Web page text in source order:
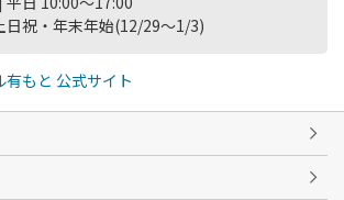
日祝・年末年始(12/29～1/3)
もと 公式サイト